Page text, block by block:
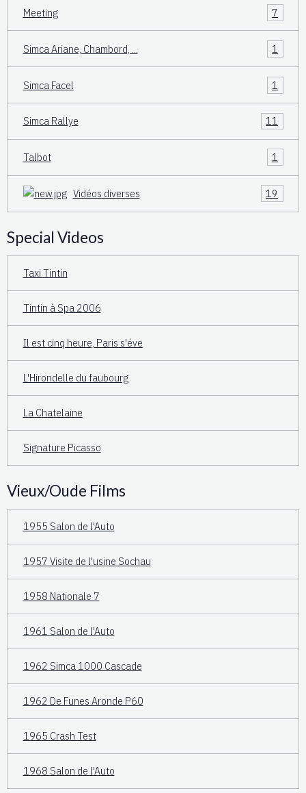
Meeting 7
Simca Ariane, Chambord, ... 1
Simca Facel 1
Simca Rallye 11
Talbot 1
Vidéos diverses 19
Special Videos
Taxi Tintin
Tintin à Spa 2006
Il est cinq heure, Paris s'éve
L'Hirondelle du faubourg
La Chatelaine
Signature Picasso
Vieux/Oude Films
1955 Salon de l'Auto
1957 Visite de l'usine Sochau
1958 Nationale 7
1961 Salon de l'Auto
1962 Simca 1000 Cascade
1962 De Funes Aronde P60
1965 Crash Test
1968 Salon de l'Auto